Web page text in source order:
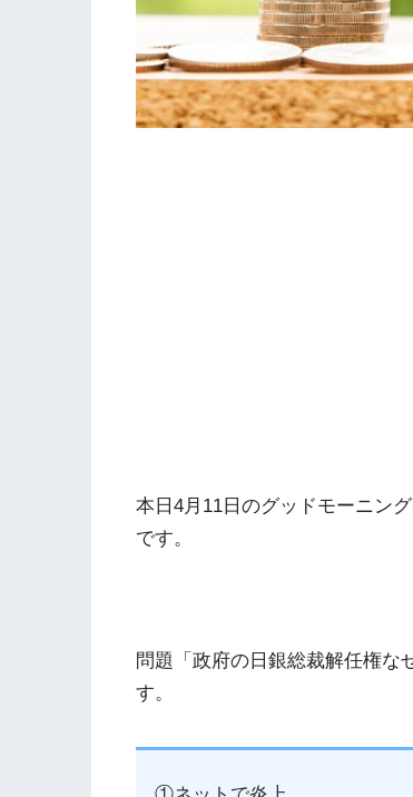
本日4月11日のグッドモーニン
です。
問題「政府の日銀総裁解任権な
す。